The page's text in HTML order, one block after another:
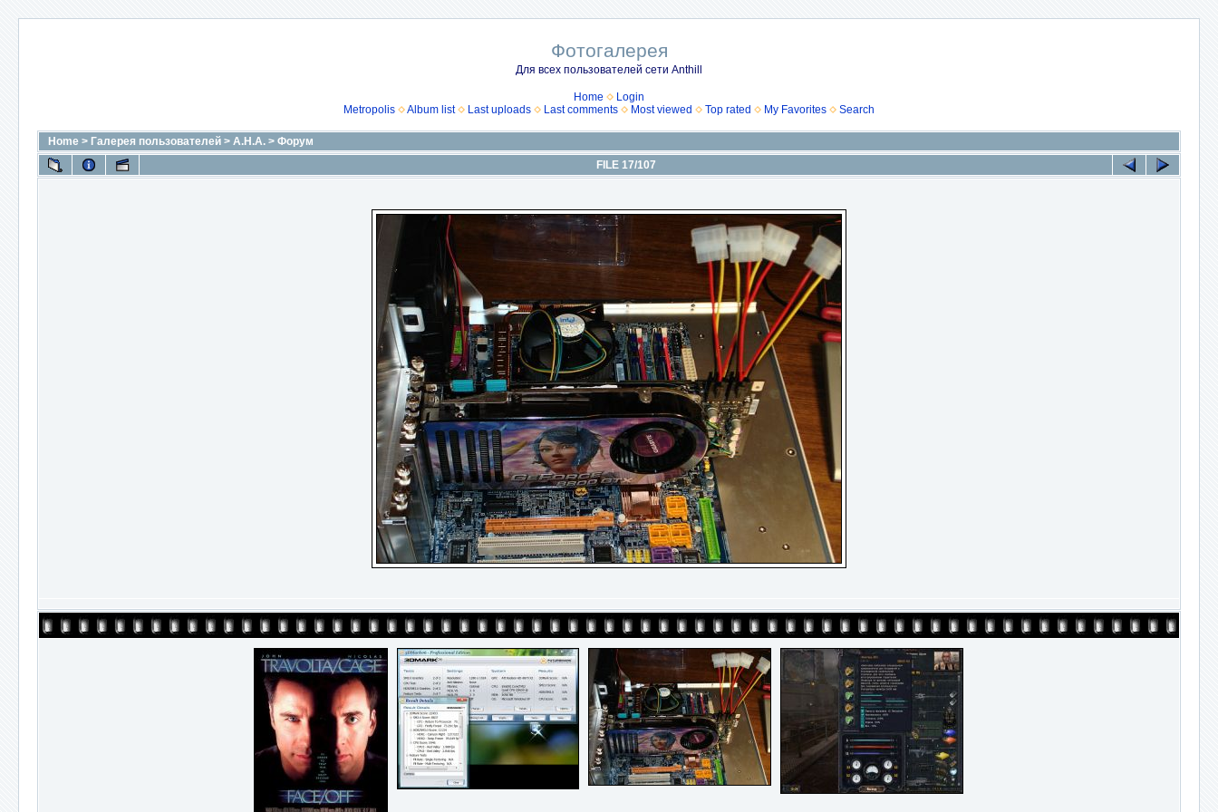
Фотогалерея
Для всех пользователей сети Anthill
Home
Login
Metropolis
Album list Last uploads Last comments Most viewed Top rated My Favorites Search
Home > Галерея пользователей > А.Н.А. > Форум
FILE 17/107